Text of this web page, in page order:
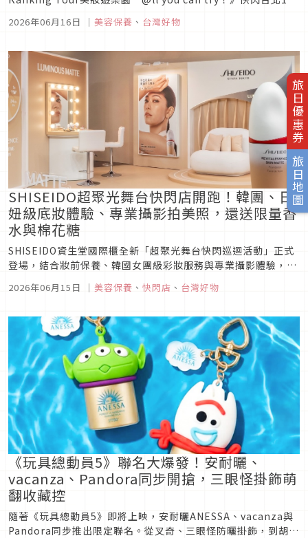
旅日優惠券
旅日地圖
妝自由試用，更有米凱嚕首度來台、肌膚檢測與四季色彩分析等
2026年06月16日 ｜ 美容保養 、 台灣好物
SHISEIDO超聚光舞台快閃店開跑！韓團、日
妞級底妝體驗、專業攝影拍美照，還送限量香
水與棉花糖
SHISEIDO資生堂國際櫃全新「超聚光舞台快閃巡迴活動」正式
登場，結合妝前保養、韓國女團級彩妝服務與專業攝影體驗，讓
感。預約參加還可獲得限量粉底精華與香水贈禮，成為今夏最值
2026年06月15日 ｜ 美容保養 、 快閃店 、 台灣好物
《玩具總動員5》聯名大爆發！安耐曬、
vacanza、Pandora同步開搶，三眼怪掛飾萌
翻收藏控
隨著《玩具總動員5》即將上映，安耐曬ANESSA、vacanza與
Pandora同步推出限定聯名。從叉奇、三眼怪防曬掛飾，到胡